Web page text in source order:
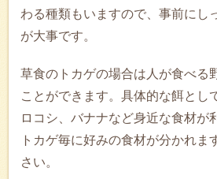
わる種類もいますので、事前にし
が大事です。
草食のトカゲの場合は人が食べる
ことができます。具体的な餌とし
ロコシ、バナナなど身近な食材が
トカゲ毎に好みの食材が分かれま
さい。